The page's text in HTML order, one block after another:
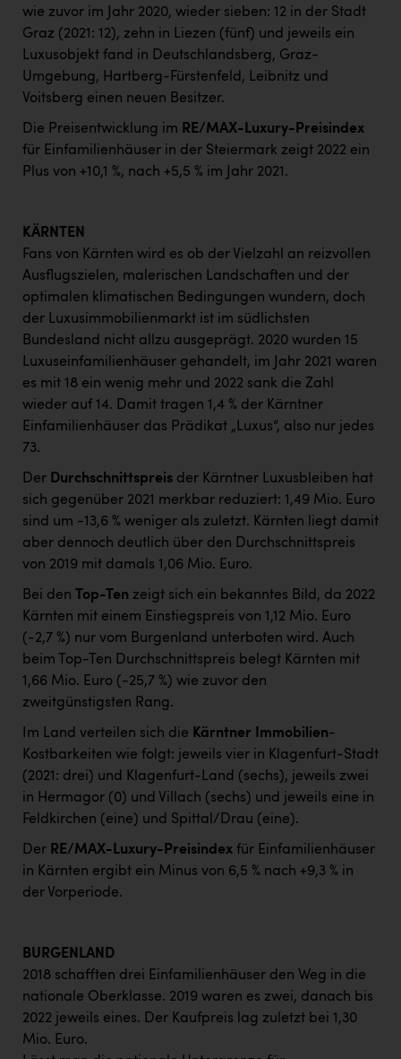
wie zuvor im Jahr 2020, wieder sieben: 12 in der Stadt
Graz (2021: 12), zehn in Liezen (fünf) und jeweils ein
Luxusobjekt fand in Deutschlandsberg, Graz-
Umgebung, Hartberg-Fürstenfeld, Leibnitz und
Voitsberg einen neuen Besitzer.
Die Preisentwicklung im RE/MAX-Luxury-Preisindex
für Einfamilienhäuser in der Steiermark zeigt 2022 ein
Plus von +10,1 %, nach +5,5 % im Jahr 2021.
KÄRNTEN
Fans von Kärnten wird es ob der Vielzahl an reizvollen
Ausflugszielen, malerischen Landschaften und der
optimalen klimatischen Bedingungen wundern, doch
der Luxusimmobilienmarkt ist im südlichsten
Bundesland nicht allzu ausgeprägt. 2020 wurden 15
Luxuseinfamilienhäuser gehandelt, im Jahr 2021 waren
es mit 18 ein wenig mehr und 2022 sank die Zahl
wieder auf 14. Damit tragen 1,4 % der Kärntner
Einfamilienhäuser das Prädikat „Luxus“, also nur jedes
73.
Der Durchschnittspreis der Kärntner Luxusbleiben hat
sich gegenüber 2021 merkbar reduziert: 1,49 Mio. Euro
sind um -13,6 % weniger als zuletzt. Kärnten liegt damit
aber dennoch deutlich über den Durchschnittspreis
von 2019 mit damals 1,06 Mio. Euro.
Bei den Top-Ten zeigt sich ein bekanntes Bild, da 2022
Kärnten mit einem Einstiegspreis von 1,12 Mio. Euro
(-2,7 %) nur vom Burgenland unterboten wird. Auch
beim Top-Ten Durchschnittspreis belegt Kärnten mit
1,66 Mio. Euro (-25,7 %) wie zuvor den
zweitgünstigsten Rang.
Im Land verteilen sich die Kärntner Immobilien-
Kostbarkeiten wie folgt: jeweils vier in Klagenfurt-Stadt
(2021: drei) und Klagenfurt-Land (sechs), jeweils zwei
in Hermagor (0) und Villach (sechs) und jeweils eine in
Feldkirchen (eine) und Spittal/Drau (eine).
Der RE/MAX-Luxury-Preisindex für Einfamilienhäuser
in Kärnten ergibt ein Minus von 6,5 % nach +9,3 % in
der Vorperiode.
BURGENLAND
2018 schafften drei Einfamilienhäuser den Weg in die
nationale Oberklasse. 2019 waren es zwei, danach bis
2022 jeweils eines. Der Kaufpreis lag zuletzt bei 1,30
Mio. Euro.